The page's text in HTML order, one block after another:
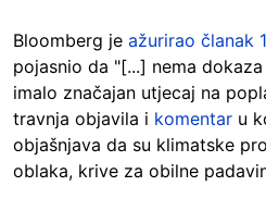
Bloomberg je ažurirao članak
pojasnio da "[...] nema
imalo značajan utjecaj na
travnja objavila i komentar u
objašnjava da su klimatske
oblaka, krive za obilne